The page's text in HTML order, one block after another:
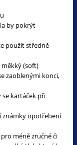
by pokrýt
použít středně
(soft)
zaoblenými konci,
kartáček při
známky opotřebení
méně zručné či